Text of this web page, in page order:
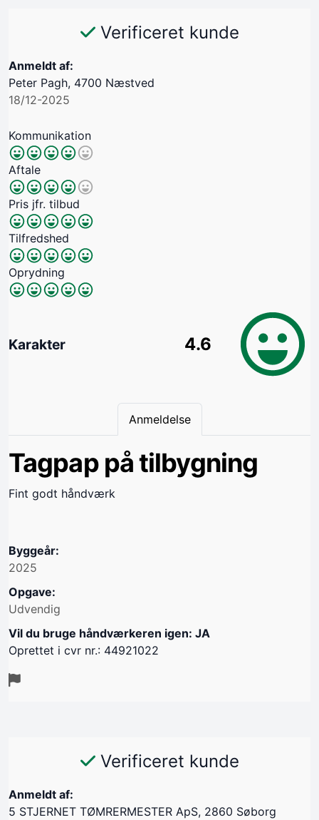
Verificeret kunde
Anmeldt af:
Peter Pagh, 4700 Næstved
18/12-2025
Kommunikation
Aftale
Pris jfr. tilbud
Tilfredshed
Oprydning
Karakter 4.6
Anmeldelse
Tagpap på tilbygning
Fint godt håndværk
Byggeår:
2025
Opgave:
Udvendig
Vil du bruge håndværkeren igen: JA
Oprettet i cvr nr.: 44921022
Verificeret kunde
Anmeldt af:
5 STJERNET TØMRERMESTER ApS, 2860 Søborg